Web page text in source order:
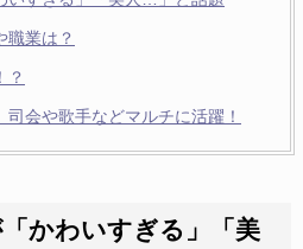
職業は？
？
会や歌手などマルチに活躍！
かわいすぎる」「美